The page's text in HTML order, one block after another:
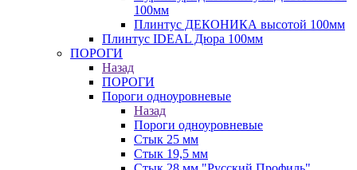
100мм
Плинтус ДЕКОНИКА высотой 100мм
Плинтус IDEAL Дюра 100мм
ПОРОГИ
Назад
ПОРОГИ
Пороги одноуровневые
Назад
Пороги одноуровневые
Стык 25 мм
Стык 19,5 мм